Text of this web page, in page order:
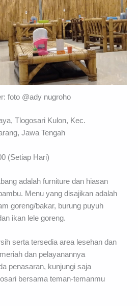
foto @ady nugroho
Tlogosari Kulon, Kec.
Jawa Tengah
(Setiap Hari)
adalah furniture dan hiasan
Menu yang disajikan adalah
goreng/bakar, burung puyuh
ikan lele goreng.
serta tersedia area lesehan dan
dan pelayanannya
penasaran, kunjungi saja
bersama teman-temanmu